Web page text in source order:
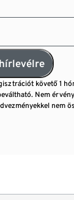
követő 1
Nem
nem